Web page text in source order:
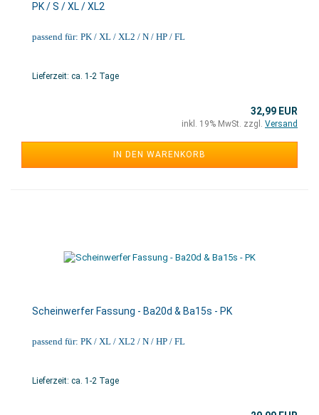
PK / S / XL / XL2
passend für: PK / XL / XL2 / N / HP / FL
Lieferzeit: ca. 1-2 Tage
32,99 EUR
inkl. 19% MwSt. zzgl. Versand
IN DEN WARENKORB
Scheinwerfer Fassung - Ba20d & Ba15s - PK
passend für: PK / XL / XL2 / N / HP / FL
Lieferzeit: ca. 1-2 Tage